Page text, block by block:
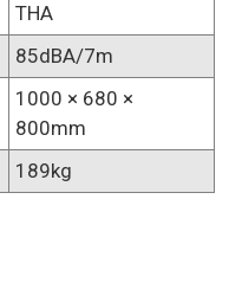
THA
85dBA/7m
1000 × 680 ×
800mm
189kg